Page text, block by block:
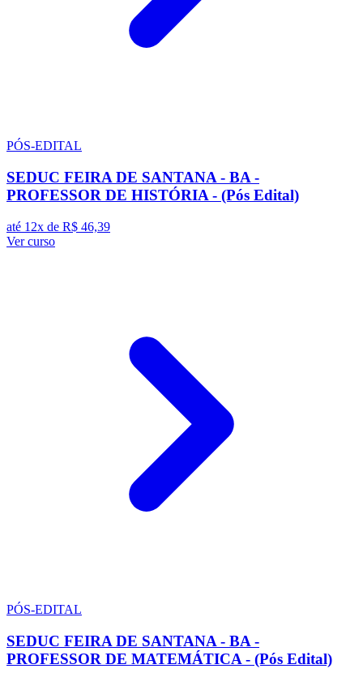
PÓS-EDITAL
SEDUC FEIRA DE SANTANA - BA -
PROFESSOR DE HISTÓRIA - (Pós Edital)
até 12x de R$ 46,39
Ver curso
PÓS-EDITAL
SEDUC FEIRA DE SANTANA - BA -
PROFESSOR DE MATEMÁTICA - (Pós Edital)